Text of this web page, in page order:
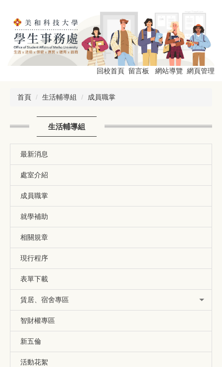
回校首頁 留言板 網站導覽 網頁管理
首頁 生活輔導組 成員職掌
生活輔導組
最新消息
處室介紹
成員職掌
就學補助
相關規章
現行程序
表單下載
賃居、宿舍專區
智財權專區
新五倫
活動花絮